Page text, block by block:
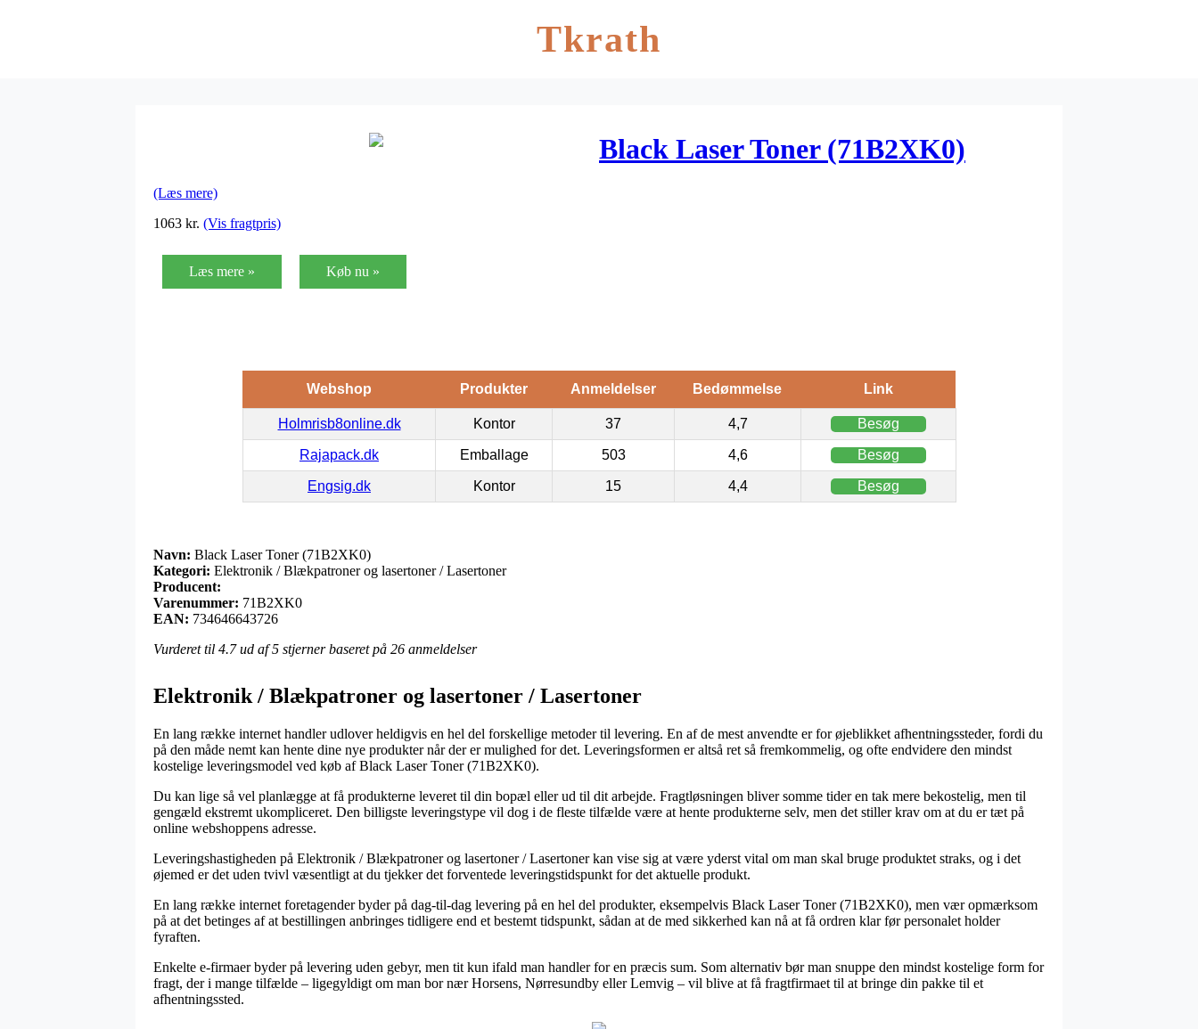
Tkrath
Black Laser Toner (71B2XK0)
(Læs mere)
1063 kr. (Vis fragtpris)
Læs mere » Køb nu »
Webshop Produkter Anmeldelser Bedømmelse Link
Holmrisb8online.dk Kontor 37 4,7 Besøg
Rajapack.dk Emballage 503 4,6 Besøg
Engsig.dk Kontor 15 4,4 Besøg
Navn: Black Laser Toner (71B2XK0)
Kategori: Elektronik / Blækpatroner og lasertoner / Lasertoner
Producent:
Varenummer: 71B2XK0
EAN: 734646643726
Vurderet til 4.7ud af 5 stjerner baseret på 26 anmeldelser
Elektronik / Blækpatroner og lasertoner / Lasertoner
En lang række internet handler udlover heldigvis en hel del forskellige metoder til levering. En af de mest anvendte er for øjeblikket afhentningssteder, fordi du
på den måde nemt kan hente dine nye produkter når der er mulighed for det. Leveringsformen er altså ret så fremkommelig, og ofte endvidere den mindst
kostelige leveringsmodel ved køb af Black Laser Toner (71B2XK0).
Du kan lige så vel planlægge at få produkterne leveret til din bopæl eller ud til dit arbejde. Fragtløsningen bliver somme tider en tak mere bekostelig, men til
gengæld ekstremt ukompliceret. Den billigste leveringstype vil dog i de fleste tilfælde være at hente produkterne selv, men det stiller krav om at du er tæt på
online webshoppens adresse.
Leveringshastigheden på Elektronik / Blækpatroner og lasertoner / Lasertoner kan vise sig at være yderst vital om man skal bruge produktet straks, og i det
øjemed er det uden tvivl væsentligt at du tjekker det forventede leveringstidspunkt for det aktuelle produkt.
En lang række internet foretagender byder på dag-til-dag levering på en hel del produkter, eksempelvis Black Laser Toner (71B2XK0), men vær opmærksom
på at det betinges af at bestillingen anbringes tidligere end et bestemt tidspunkt, sådan at de med sikkerhed kan nå at få ordren klar før personalet holder
fyraften.
Enkelte e-firmaer byder på levering uden gebyr, men tit kun ifald man handler for en præcis sum. Som alternativ bør man snuppe den mindst kostelige form for
fragt, der i mange tilfælde – ligegyldigt om man bor nær Horsens, Nørresundby eller Lemvig – vil blive at få fragtfirmaet til at bringe din pakke til et
afhentningssted.